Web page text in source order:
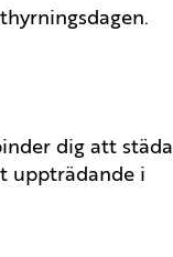
dig att städa
uppträdande i